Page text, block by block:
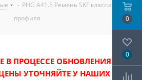
- PHG A41.5 Ремень SKF классического
профиля
В ПРОЦЕССЕ ОБНОВЛЕНИЯ.
УТОЧНЯЙТЕ У НАШИХ
0
0